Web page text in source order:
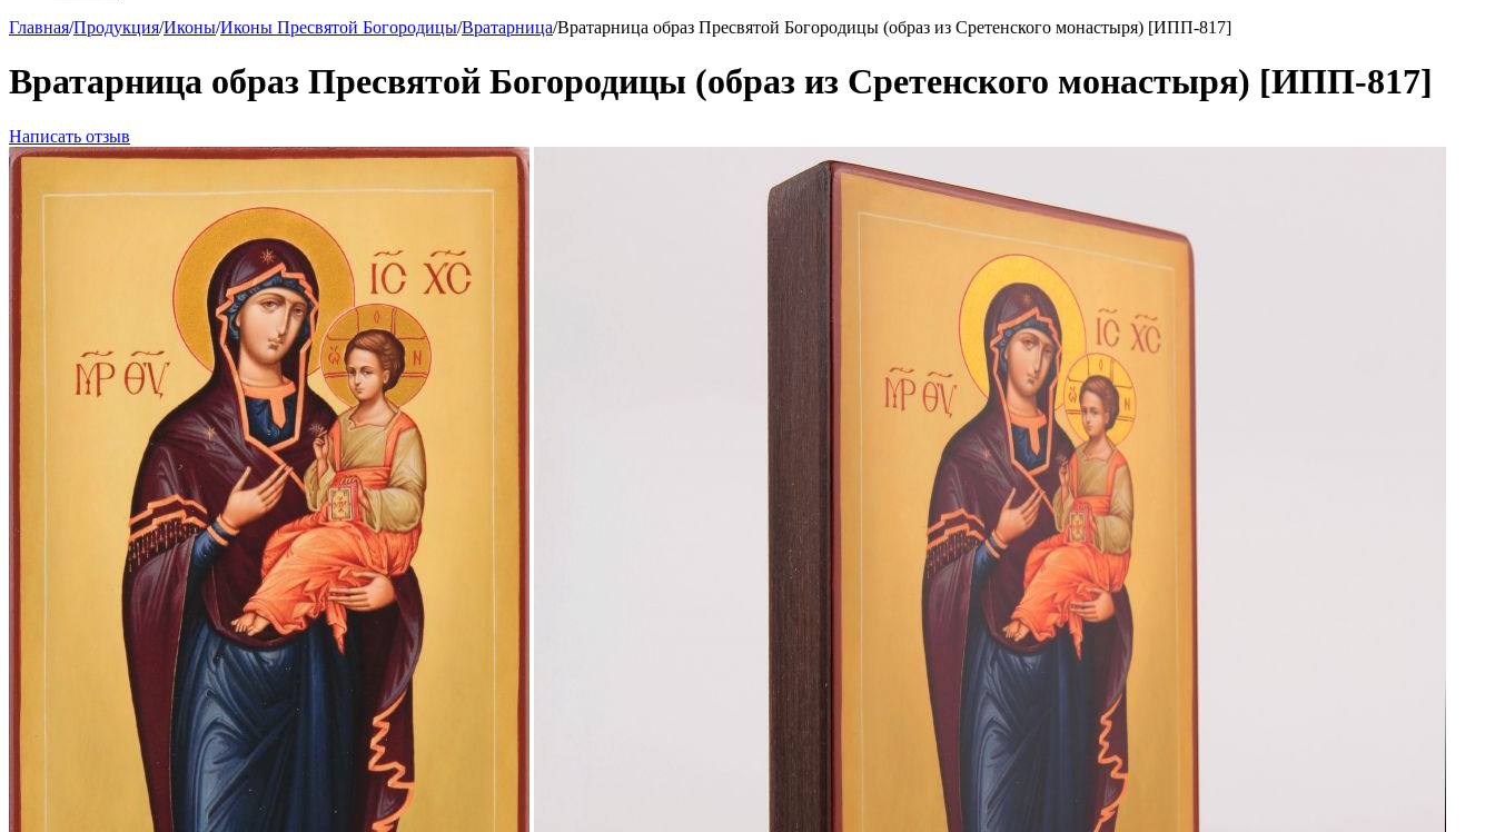
Главная/Продукция/Иконы/Иконы Пресвятой Богородицы/Вратарница/Вратарница образ Пресвятой Богородицы (образ из Сретенского монастыря) [ИПП-817]
Вратарница образ Пресвятой Богородицы (образ из Сретенского монастыря) [ИПП-817]
Написать отзыв